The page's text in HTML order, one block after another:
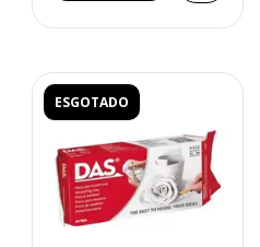
ESGOTADO